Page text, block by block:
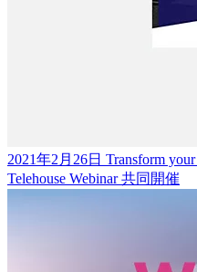
2021年2月26日 Transform
Telehouse Webinar 共同開催